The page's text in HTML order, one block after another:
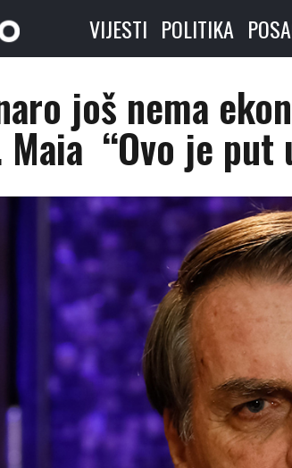
VIJESTI POLITIKA
još nema
Maia “Ovo je put